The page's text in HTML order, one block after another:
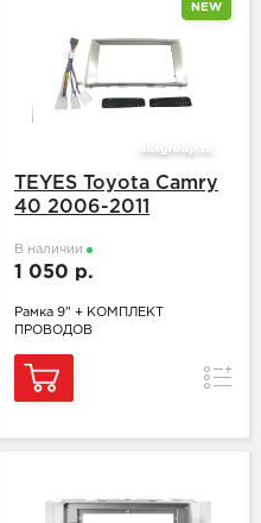
NEW
TEYES Toyota Camry
40 2006-2011
В наличии
1 050 р.
Рамка 9" + КОМПЛЕКТ
ПРОВОДОВ